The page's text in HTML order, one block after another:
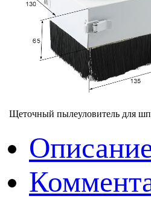
Щеточный пылеуловитель для